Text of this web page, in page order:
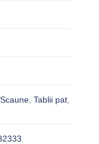
,Scaune ,Tablii pat